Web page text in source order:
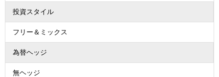
投資スタイル
フリー＆ミックス
為替ヘッジ
無ヘッジ